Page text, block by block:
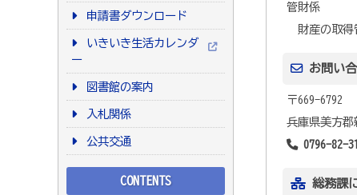
申請書ダウンロード
いきいき生活カレンダ
ー
図書館の案内
入札関係
公共交通
CONTENTS
管財係
財産の取得
お問い
〒669-6792
兵庫県美方郡
0796-82-
総務課